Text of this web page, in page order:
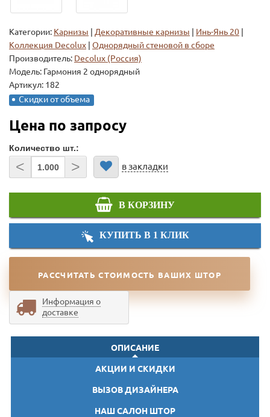
Категории: Карнизы Декоративные карнизы Инь-Янь 20
Коллекция Decolux
Однорядный стеновой в сборе
Производитель: Decolux (Россия)
Модель: Гармония 2 однорядный
Артикул: 182
Скидки от объема
Цена по запросу
Количество шт.:
< > в закладки
В КОРЗИНУ
КУПИТЬ В 1 КЛИК
РАССЧИТАТЬ СТОИМОСТЬ ВАШИХ ШТОР
Информация о
доставке
ОПИСАНИЕ
АКЦИИ И СКИДКИ
ВЫЗОВ ДИЗАЙНЕРА
НАШ САЛОН ШТОР